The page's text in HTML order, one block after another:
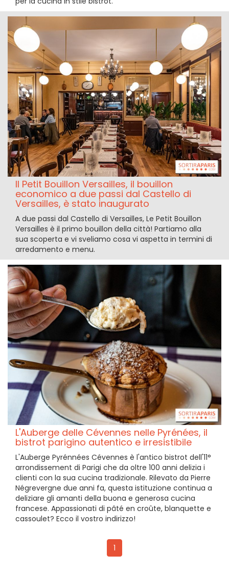
Il Petit Bouillon Versailles, il bouillon
economico a due passi dal Castello di
Versailles, è stato inaugurato
A due passi dal Castello di Versailles, Le Petit Bouillon
Versailles è il primo bouillon della città! Partiamo alla
sua scoperta e vi sveliamo cosa vi aspetta in termini di
arredamento e menu.
L'Auberge delle Cévennes nelle Pyrénées, il
bistrot parigino autentico e irresistibile
L'Auberge Pyrénnées Cévennes è l'antico bistrot dell'11°
arrondissement di Parigi che da oltre 100 anni delizia i
clienti con la sua cucina tradizionale. Rilevato da Pierre
Négrevergne due anni fa, questa istituzione continua a
deliziare gli amanti della buona e generosa cucina
francese. Appassionati di pâté en croûte, blanquette e
cassoulet? Ecco il vostro indirizzo!
1